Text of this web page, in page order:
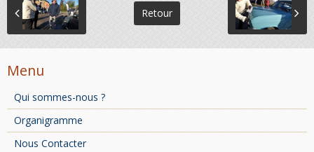
Retour
Menu
Qui sommes-nous ?
Organigramme
Nous Contacter